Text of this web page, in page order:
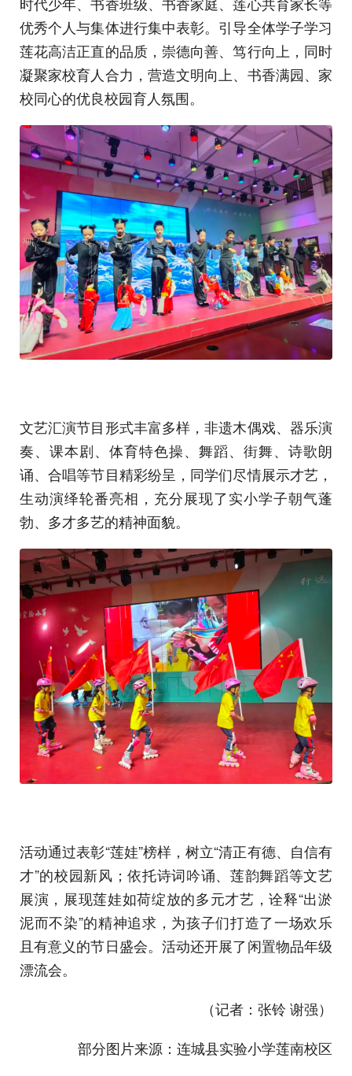
优秀个人与集体进行集中表彰。引导全体学子学习
莲花高洁正直的品质，崇德向善、笃行向上，同时
凝聚家校育人合力，营造文明向上、书香满园、家
校同心的优良校园育人氛围。
文艺汇演节目形式丰富多样，非遗木偶戏、器乐演
奏、课本剧、体育特色操、舞蹈、街舞、诗歌朗
诵、合唱等节目精彩纷呈，同学们尽情展示才艺，
生动演绎轮番亮相，充分展现了实小学子朝气蓬
勃、多才多艺的精神面貌。
活动通过表彰“莲娃”榜样，树立“清正有德、自信有
才”的校园新风；依托诗词吟诵、莲韵舞蹈等文艺
展演，展现莲娃如荷绽放的多元才艺，诠释“出淤
泥而不染”的精神追求，为孩子们打造了一场欢乐
且有意义的节日盛会。活动还开展了闲置物品年级
漂流会。
（记者：张铃 谢强）
部分图片来源：连城县实验小学莲南校区